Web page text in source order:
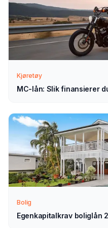
Slik fungerer
1 Send søknad
Fyll ut vårt enkle
Velg MC-lån som type.
Vi går gjennom
veiledning — normalt
3 Velg selv
Sammenlign aktuelle
passer deg — helt
Kjøretøy
MC-lån: Slik finansierer
Bolig
Egenkapitalkrav boliglån